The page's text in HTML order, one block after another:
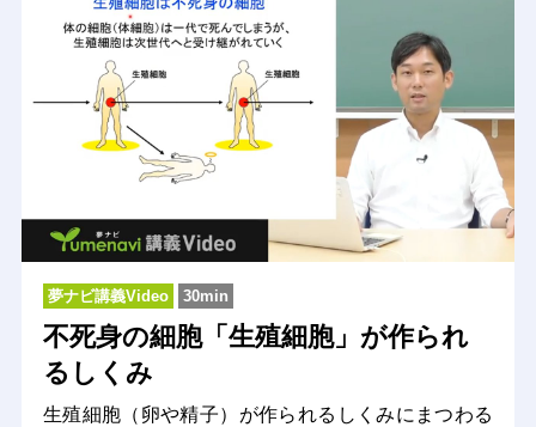
夢ナビ講義Video 30min
不死身の細胞「生殖細胞」が作られ
るしくみ
生殖細胞（卵や精子）が作られるしくみにまつわる